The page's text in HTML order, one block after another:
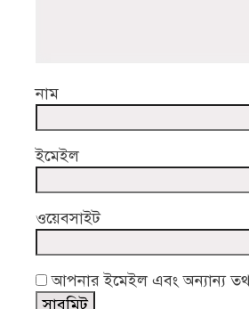
নাম
ইমেইল
ওয়েবসাইট
আপনার ইমেইল এবং অন্যান্য